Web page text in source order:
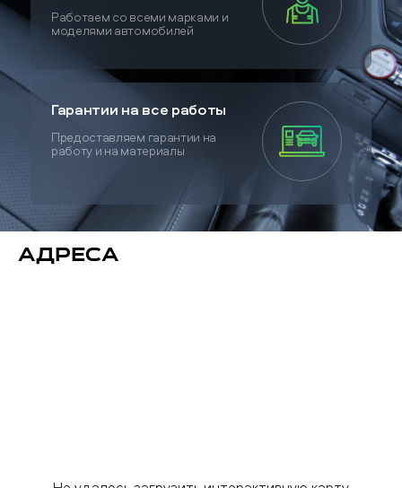
Работаем со всеми марками и
моделями автомобилей
Гарантии на все работы
Предоставляем гарантии на
работу и на материалы
Адреса